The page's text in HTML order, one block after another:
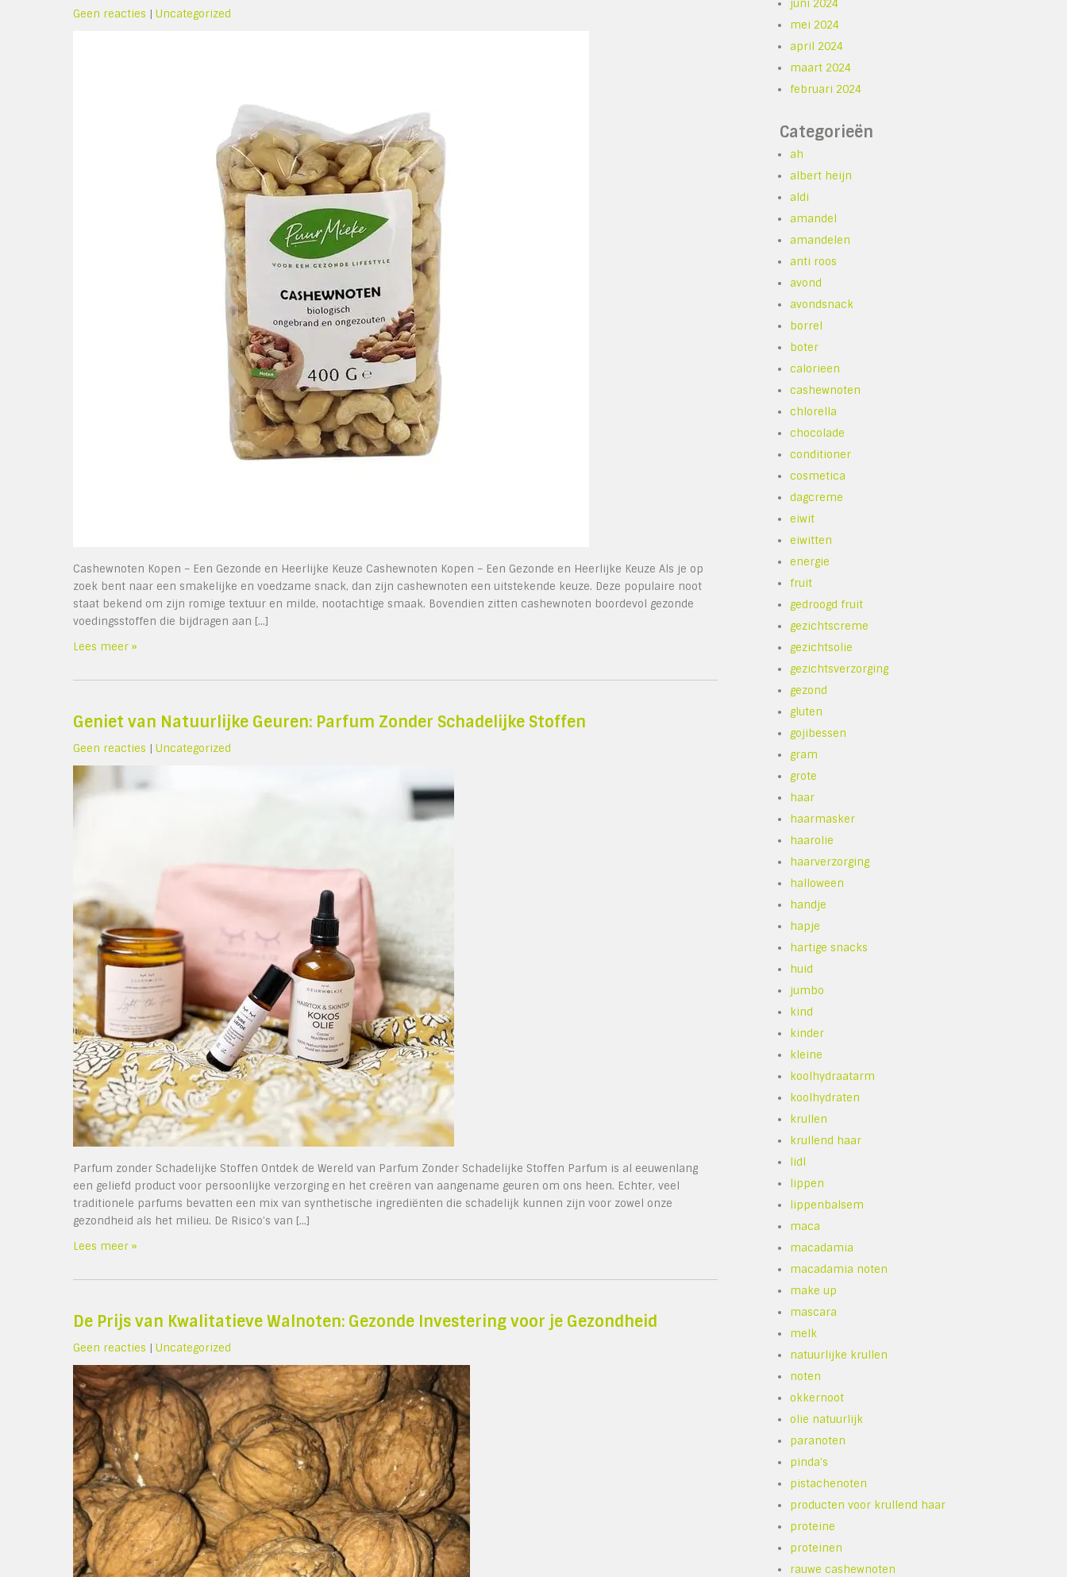
Geen reacties | Uncategorized
Cashewnoten Kopen – Een Gezonde en Heerlijke Keuze Cashewnoten Kopen – Een Gezonde en Heerlijke Keuze Als je op
zoek bent naar een smakelijke en voedzame snack, dan zijn cashewnoten een uitstekende keuze. Deze populaire noot
staat bekend om zijn romige textuur en milde, nootachtige smaak. Bovendien zitten cashewnoten boordevol gezonde
voedingsstoffen die bijdragen aan […]
Lees meer »
Geniet van Natuurlijke Geuren: Parfum Zonder Schadelijke Stoffen
Geen reacties | Uncategorized
Parfum zonder Schadelijke Stoffen Ontdek de Wereld van Parfum Zonder Schadelijke Stoffen Parfum is al eeuwenlang
een geliefd product voor persoonlijke verzorging en het creëren van aangename geuren om ons heen. Echter, veel
traditionele parfums bevatten een mix van synthetische ingrediënten die schadelijk kunnen zijn voor zowel onze
gezondheid als het milieu. De Risico’s van […]
Lees meer »
De Prijs van Kwalitatieve Walnoten: Gezonde Investering voor je Gezondheid
Geen reacties | Uncategorized
juni 2024
mei 2024
april 2024
maart 2024
februari 2024
Categorieën
ah
albert heijn
aldi
amandel
amandelen
anti roos
avond
avondsnack
borrel
boter
calorieen
cashewnoten
chlorella
chocolade
conditioner
cosmetica
dagcreme
eiwit
eiwitten
energie
fruit
gedroogd fruit
gezichtscreme
gezichtsolie
gezichtsverzorging
gezond
gluten
gojibessen
gram
grote
haar
haarmasker
haarolie
haarverzorging
halloween
handje
hapje
hartige snacks
huid
jumbo
kind
kinder
kleine
koolhydraatarm
koolhydraten
krullen
krullend haar
lidl
lippen
lippenbalsem
maca
macadamia
macadamia noten
make up
mascara
melk
natuurlijke krullen
noten
okkernoot
olie natuurlijk
paranoten
pinda's
pistachenoten
producten voor krullend haar
proteine
proteinen
rauwe cashewnoten